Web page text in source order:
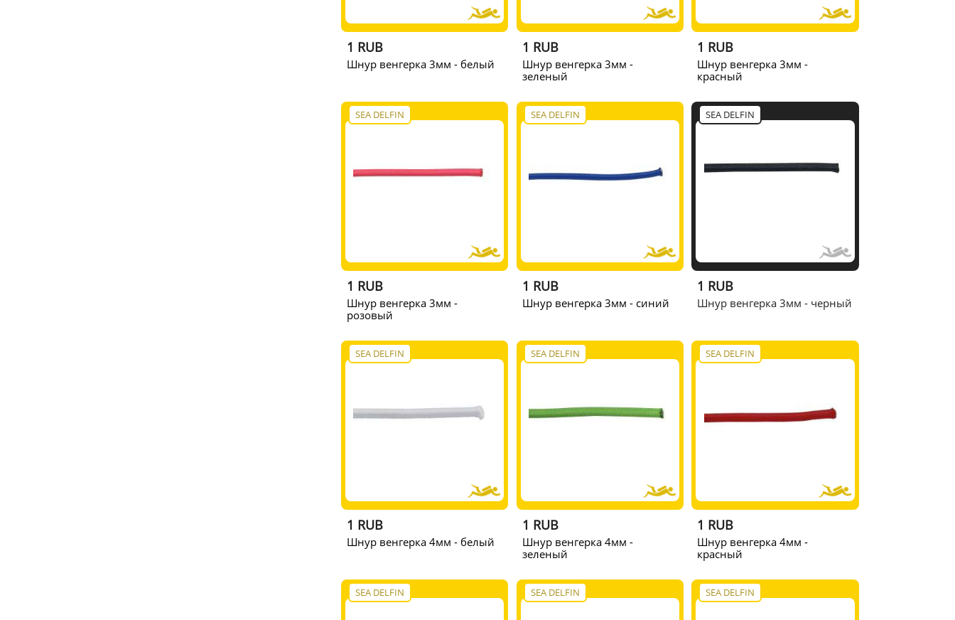
1 RUB
Шнур венгерка 3мм - белый
1 RUB
Шнур венгерка 3мм -
зеленый
1 RUB
Шнур венгерка 3мм -
красный
SEA DELFIN
1 RUB
Шнур венгерка 3мм -
розовый
SEA DELFIN
1 RUB
Шнур венгерка 3мм - синий
SEA DELFIN
1 RUB
Шнур венгерка 3мм - черный
SEA DELFIN
1 RUB
Шнур венгерка 4мм - белый
SEA DELFIN
1 RUB
Шнур венгерка 4мм -
зеленый
SEA DELFIN
1 RUB
Шнур венгерка 4мм -
красный
SEA DELFIN SEA DELFIN SEA DELFIN